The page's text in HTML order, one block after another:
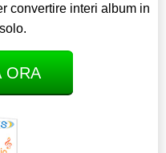
convertire interi album in
ORA